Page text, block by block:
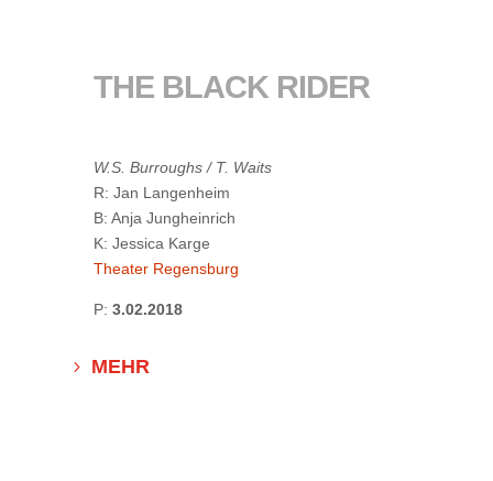
THE BLACK RIDER
W.S. Burroughs / T. Waits
R: Jan Langenheim
B: Anja Jungheinrich
K: Jessica Karge
Theater Regensburg
P: 3.02.2018
MEHR